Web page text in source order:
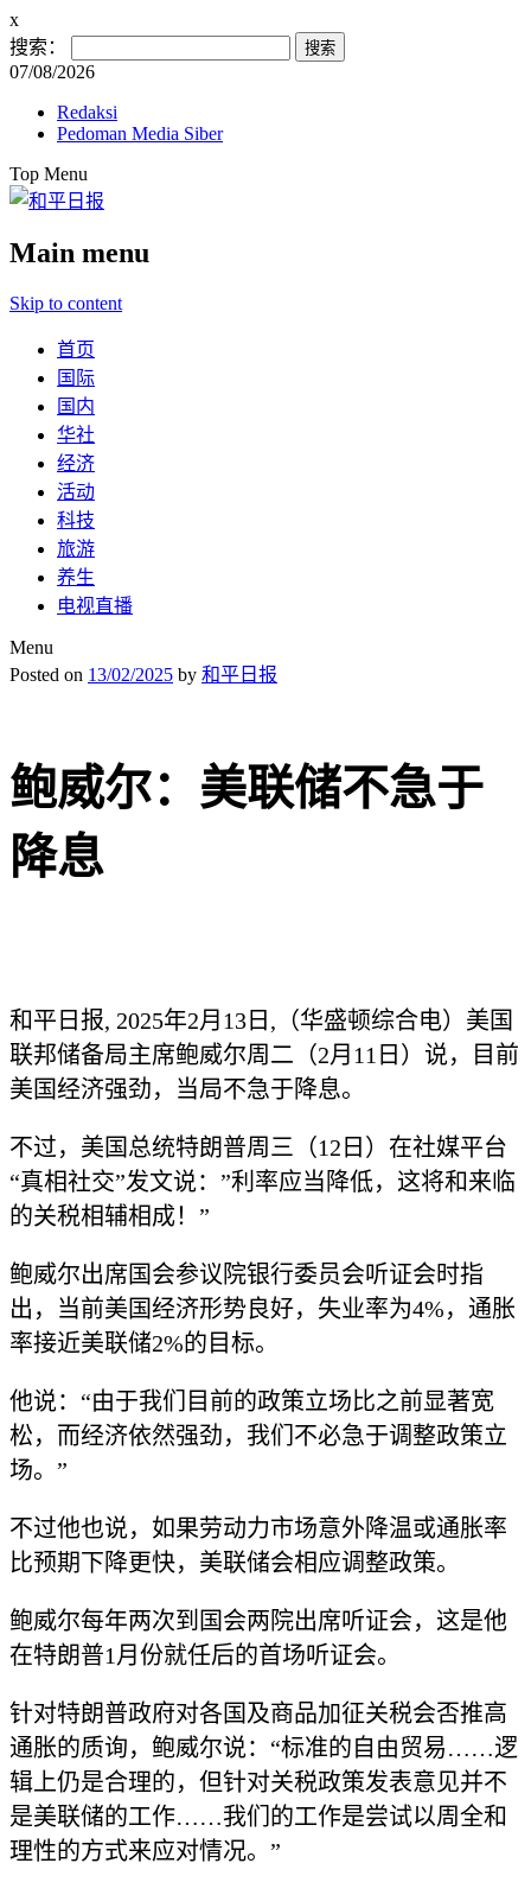
x
搜索：
07/08/2026
Redaksi
Pedoman Media Siber
Top Menu
Main menu
Skip to content
首页
国际
国内
华社
经济
活动
科技
旅游
养生
电视直播
Menu
Posted on 13/02/2025 by 和平日报
鲍威尔：美联储不急于
降息
和平日报, 2025年2月13日,（华盛顿综合电）美国
联邦储备局主席鲍威尔周二（2月11日）说，目前
美国经济强劲，当局不急于降息。
不过，美国总统特朗普周三（12日）在社媒平台
“真相社交”发文说：”利率应当降低，这将和来临
的关税相辅相成！”
鲍威尔出席国会参议院银行委员会听证会时指
出，当前美国经济形势良好，失业率为4%，通胀
率接近美联储2%的目标。
他说：“由于我们目前的政策立场比之前显著宽
松，而经济依然强劲，我们不必急于调整政策立
场。”
不过他也说，如果劳动力市场意外降温或通胀率
比预期下降更快，美联储会相应调整政策。
鲍威尔每年两次到国会两院出席听证会，这是他
在特朗普1月份就任后的首场听证会。
针对特朗普政府对各国及商品加征关税会否推高
通胀的质询，鲍威尔说：“标准的自由贸易……逻
辑上仍是合理的，但针对关税政策发表意见并不
是美联储的工作……我们的工作是尝试以周全和
理性的方式来应对情况。”